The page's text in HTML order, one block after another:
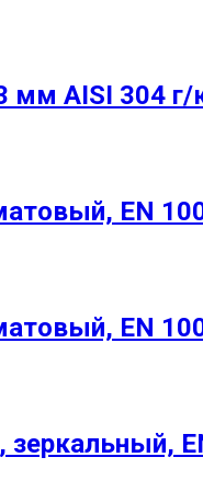
AISI 304
EN
EN